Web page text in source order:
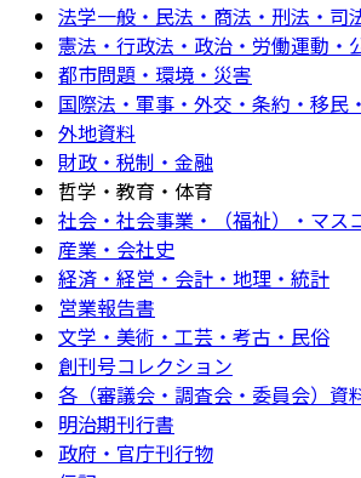
法学一般・民法・商法・刑法・司
憲法・行政法・政治・労働運動・
都市問題・環境・災害
国際法・軍事・外交・条約・移民
外地資料
財政・税制・金融
哲学・教育・体育
社会・社会事業・（福祉）・マス
産業・会社史
経済・経営・会計・地理・統計
営業報告書
文学・美術・工芸・考古・民俗
創刊号コレクション
各（審議会・調査会・委員会）資
明治期刊行書
政府・官庁刊行物